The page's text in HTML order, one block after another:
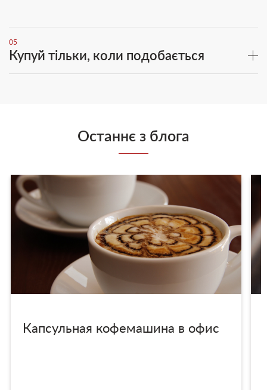
05
Купуй тільки, коли подобається
Останнє з блога
Капсульная кофемашина в офис